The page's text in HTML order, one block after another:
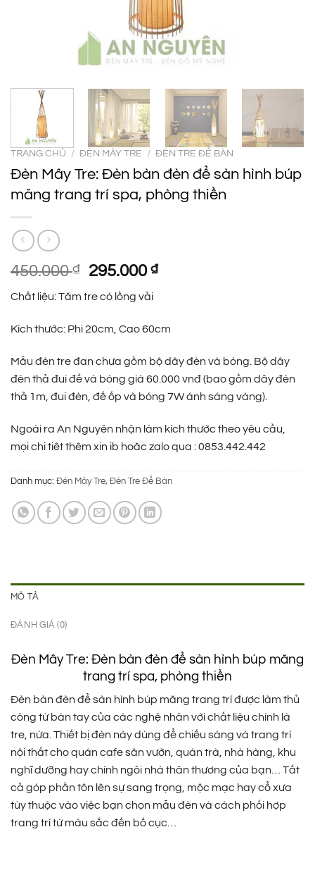
TRANG CHỦ / ĐÈN MÂY TRE / ĐÈN TRE ĐỂ BÀN
Đèn Mây Tre: Đèn bàn đèn để sàn hình búp
măng trang trí spa, phòng thiền
450.000₫
Giá
là:
450.000 ₫.
295.000₫Giá
295.000 ₫.
Chất liệu: Tăm tre có lồng vải
Kích thước: Phi 20cm, Cao 60cm
Mẫu đèn tre đan chưa gồm bộ dây đèn và bóng. Bộ dây
đèn thả đui đế và bóng giá 60.000 vnđ (bao gồm dây đèn
thả 1m, đui đèn, đế ốp và bóng 7W ánh sáng vàng).
Ngoài ra An Nguyên nhận làm kích thước theo yêu cầu,
mọi chi tiêt thêm xin ib hoăc zalo qua : 0853.442.442
Danh mục: Đèn Mây Tre, Đèn Tre Để Bàn
MÔ TẢ
ĐÁNH GIÁ (0)
Đèn Mây Tre: Đèn bàn đèn để sàn hình búp măng
trang trí spa, phòng thiền
Đèn bàn đèn để sàn hình búp măng trang trí được làm thủ
công từ bàn tay của các nghệ nhân với chất liệu chính là
tre, nứa. Thiết bị đèn này dùng để chiếu sáng và trang trí
nội thất cho quán cafe sân vườn, quán trà, nhà hàng, khu
nghĩ dưỡng hay chính ngôi nhà thân thương của bạn… Tất
cả góp phần tôn lên sự sang trọng, mộc mạc hay cổ xưa
tùy thuộc vào việc bạn chọn mẫu đèn và cách phối hợp
trang trí từ màu sắc đến bố cục…